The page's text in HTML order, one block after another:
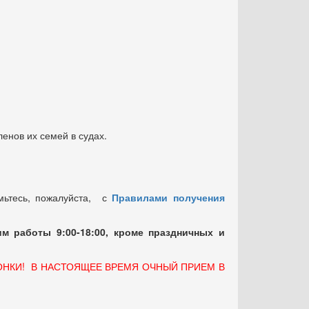
их семей в судах.
пожалуйста, с Правилами получения
работы 9:00-18:00, кроме праздничных и
В НАСТОЯЩЕЕ ВРЕМЯ ОЧНЫЙ ПРИЕМ В